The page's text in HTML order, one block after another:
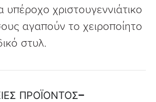
υπέροχο χριστουγεννιάτικο
αγαπούν το χειροποίητο
στυλ.
ΠΡΟΪΟΝΤΟΣ